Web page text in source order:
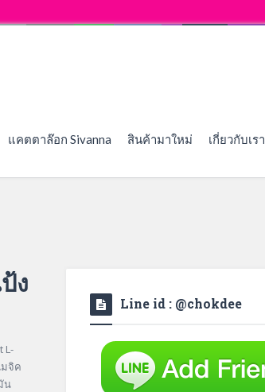
แคตตาล๊อก Sivanna สินค้ามาใหม่ เกี่ยวกับเรา
ง
L-
มจิค
น
Line id : @chokdee